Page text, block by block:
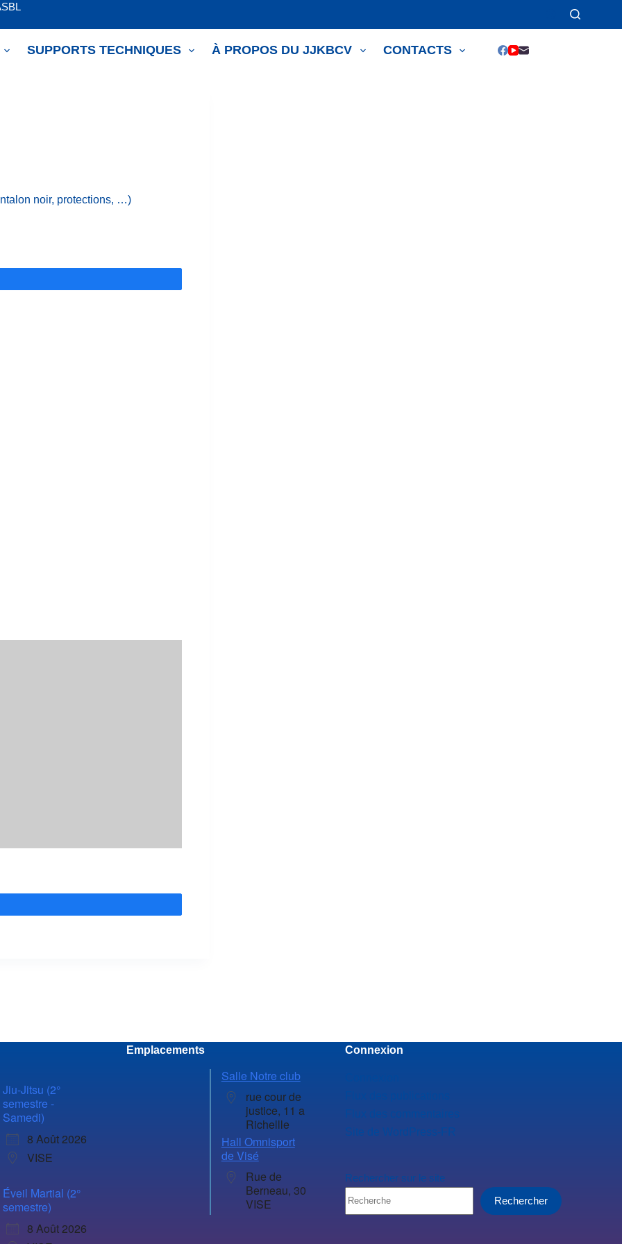
SUPPORTS TECHNIQUES À PROPOS DU JJKBCV CONTACTS
noir, protections, …)
Jiu-Jitsu (2°
semestre -
Samedi)
8 Août 2026
VISE
Éveil Martial (2°
semestre)
8 Août 2026
Emplacements
Salle Notre club
rue cour de
justice, 11 a
Richellle
Hall Omnisport
de Visé
Rue de
Berneau, 30
VISE
Connexion
Flux des commentaires
Site de WordPress-FR
Rechercher sur le site
Rechercher